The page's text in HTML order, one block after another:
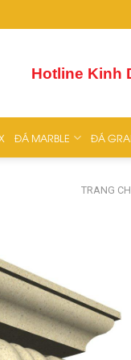
Hotline Kinh
ĐÁ MARBLE ĐÁ
TRANG